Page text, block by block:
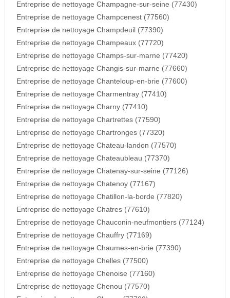
Entreprise de nettoyage Champagne-sur-seine (77430)
Entreprise de nettoyage Champcenest (77560)
Entreprise de nettoyage Champdeuil (77390)
Entreprise de nettoyage Champeaux (77720)
Entreprise de nettoyage Champs-sur-marne (77420)
Entreprise de nettoyage Changis-sur-marne (77660)
Entreprise de nettoyage Chanteloup-en-brie (77600)
Entreprise de nettoyage Charmentray (77410)
Entreprise de nettoyage Charny (77410)
Entreprise de nettoyage Chartrettes (77590)
Entreprise de nettoyage Chartronges (77320)
Entreprise de nettoyage Chateau-landon (77570)
Entreprise de nettoyage Chateaubleau (77370)
Entreprise de nettoyage Chatenay-sur-seine (77126)
Entreprise de nettoyage Chatenoy (77167)
Entreprise de nettoyage Chatillon-la-borde (77820)
Entreprise de nettoyage Chatres (77610)
Entreprise de nettoyage Chauconin-neufmontiers (77124)
Entreprise de nettoyage Chauffry (77169)
Entreprise de nettoyage Chaumes-en-brie (77390)
Entreprise de nettoyage Chelles (77500)
Entreprise de nettoyage Chenoise (77160)
Entreprise de nettoyage Chenou (77570)